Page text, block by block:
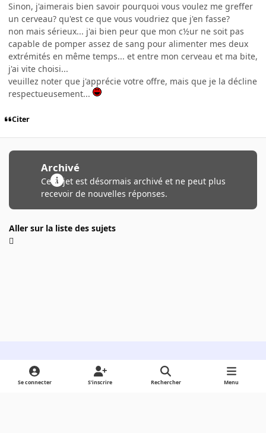
Sinon, j'aimerais bien savoir pourquoi vous voulez me greffer
un cerveau? qu'est ce que vous voudriez que j'en fasse?
non mais sérieux... j'ai bien peur que mon c½ur ne soit pas
capable de pomper assez de sang pour alimenter mes deux
extrémités en même temps... et entre mon cerveau et ma bite,
j'ai vite choisi...
veuillez noter que j'apprécie votre offre, mais que je la décline
respectueusement...
Citer
Archivé
Ce sujet est désormais archivé et ne peut plus
recevoir de nouvelles réponses.
Aller sur la liste des sujets
Light ModeDark ModeSystem Preference
Se connecter S’inscrire Rechercher Menu